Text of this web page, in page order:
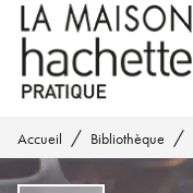
MENU RECHERCHE
PIED DE PAGE
Accueil / Bibliothèque /